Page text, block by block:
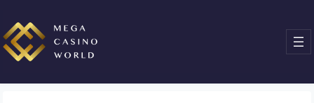
đến
phần
nội
dung